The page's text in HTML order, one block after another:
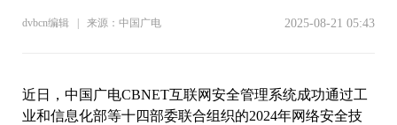
dvbcn编辑 | 来源：中国广电 2025-08-21 05:43
近日，中国广电CBNET互联网安全管理系统成功通过工
业和信息化部等十四部委联合组织的2024年网络安全技